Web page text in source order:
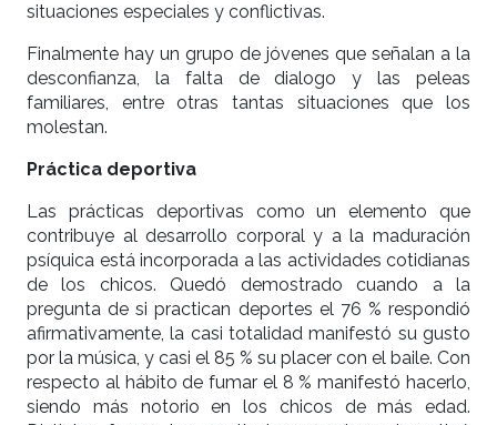
situaciones especiales y conflictivas.
Finalmente hay un grupo de jóvenes que señalan a la
desconfianza, la falta de dialogo y las peleas
familiares, entre otras tantas situaciones que los
molestan.
Práctica deportiva
Las prácticas deportivas como un elemento que
contribuye al desarrollo corporal y a la maduración
psíquica está incorporada a las actividades cotidianas
de los chicos. Quedó demostrado cuando a la
pregunta de si practican deportes el 76 % respondió
afirmativamente, la casi totalidad manifestó su gusto
por la música, y casi el 85 % su placer con el baile. Con
respecto al hábito de fumar el 8 % manifestó hacerlo,
siendo más notorio en los chicos de más edad.